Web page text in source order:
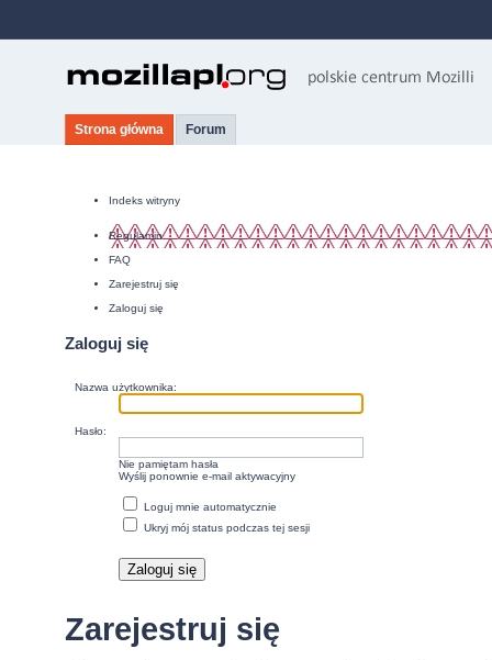
Strona główna Forum
Indeks witryny
Regulamin
FAQ
Zarejestruj się
Zaloguj się
Zaloguj się
Nazwa użytkownika:
Hasło:
Nie pamiętam hasła
Wyślij ponownie e-mail aktywacyjny
Loguj mnie automatycznie
Ukryj mój status podczas tej sesji
Zarejestruj się